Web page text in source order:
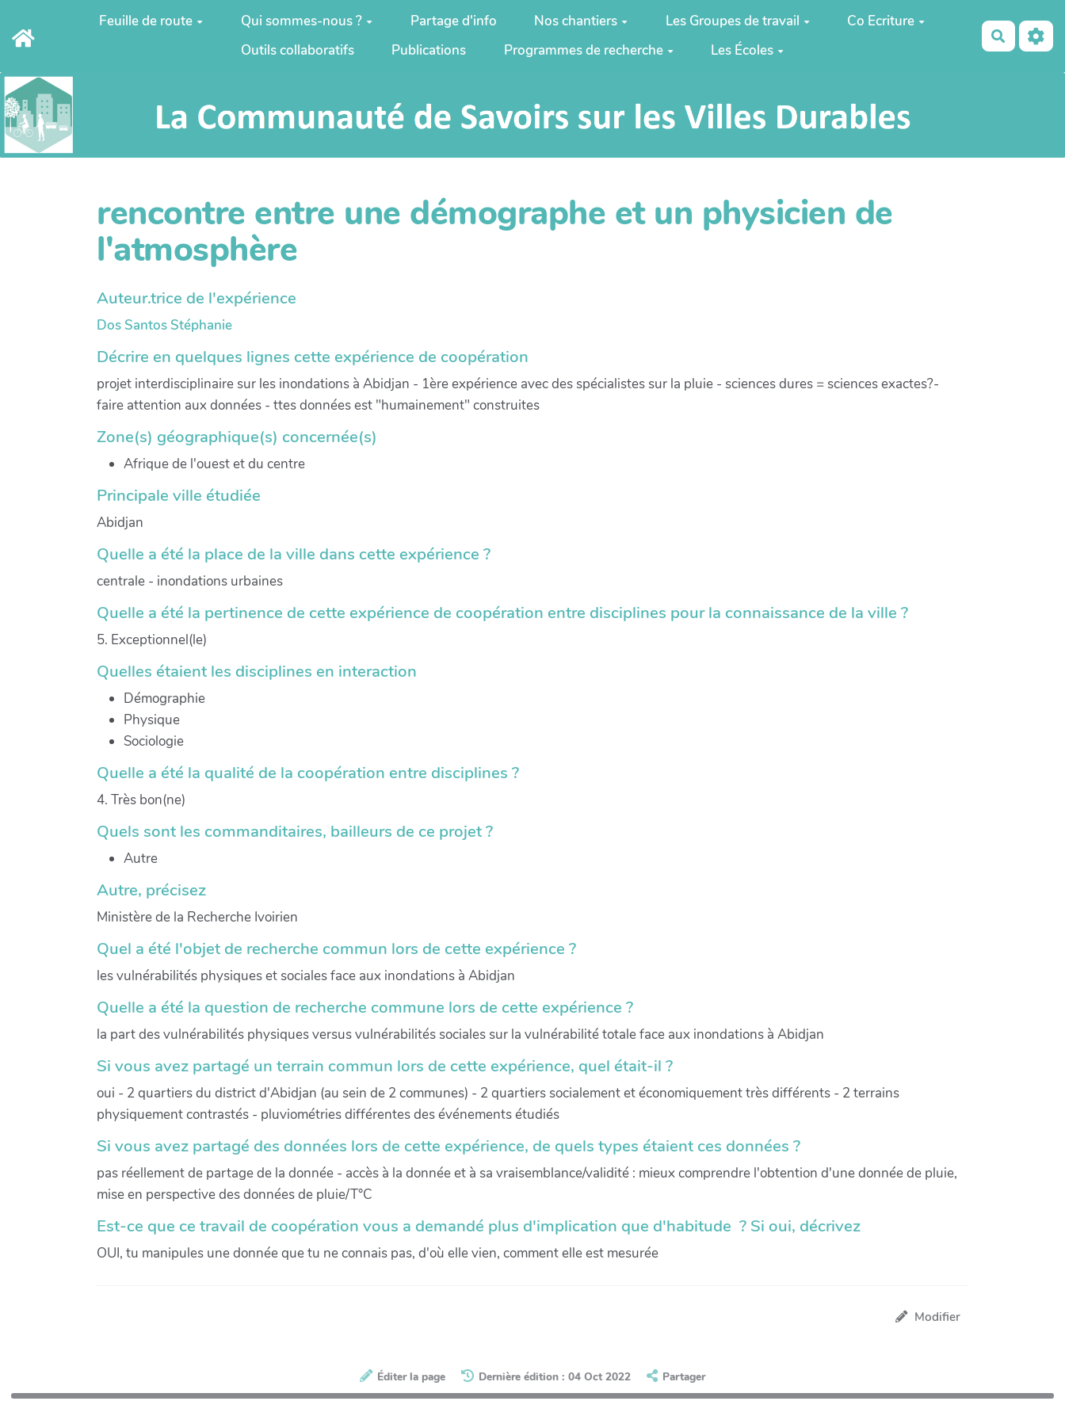
Aller au contenu principal
Feuille de route Qui sommes-nous ? Partage d'info Nos chantiers Les Groupes de travail
Co Ecriture
Outils collaboratifs
Publications Programmes de recherche Les Écoles
rencontre entre une démographe et un physicien de
l'atmosphère
Auteur.trice de l'expérience
Dos Santos Stéphanie
Décrire en quelques lignes cette expérience de coopération
projet interdisciplinaire sur les inondations à Abidjan - 1ère expérience avec des spécialistes sur la pluie - sciences dures = sciences exactes?-
faire attention aux données - ttes données est "humainement" construites
Zone(s) géographique(s) concernée(s)
Afrique de l'ouest et du centre
Principale ville étudiée
Abidjan
Quelle a été la place de la ville dans cette expérience ?
centrale - inondations urbaines
Quelle a été la pertinence de cette expérience de coopération entre disciplines pour la connaissance de la ville ?
5. Exceptionnel(le)
Quelles étaient les disciplines en interaction
Démographie
Physique
Sociologie
Quelle a été la qualité de la coopération entre disciplines ?
4. Très bon(ne)
Quels sont les commanditaires, bailleurs de ce projet ?
Autre
Autre, précisez
Ministère de la Recherche Ivoirien
Quel a été l'objet de recherche commun lors de cette expérience ?
les vulnérabilités physiques et sociales face aux inondations à Abidjan
Quelle a été la question de recherche commune lors de cette expérience ?
la part des vulnérabilités physiques versus vulnérabilités sociales sur la vulnérabilité totale face aux inondations à Abidjan
Si vous avez partagé un terrain commun lors de cette expérience, quel était-il ?
oui - 2 quartiers du district d'Abidjan (au sein de 2 communes) - 2 quartiers socialement et économiquement très différents - 2 terrains
physiquement contrastés - pluviométries différentes des événements étudiés
Si vous avez partagé des données lors de cette expérience, de quels types étaient ces données ?
pas réellement de partage de la donnée - accès à la donnée et à sa vraisemblance/validité : mieux comprendre l'obtention d'une donnée de pluie,
mise en perspective des données de pluie/T°C
Est-ce que ce travail de coopération vous a demandé plus d'implication que d'habitude ? Si oui, décrivez
OUI, tu manipules une donnée que tu ne connais pas, d'où elle vien, comment elle est mesurée
Modifier
Éditer la page Dernière édition : 04 Oct 2022 Partager